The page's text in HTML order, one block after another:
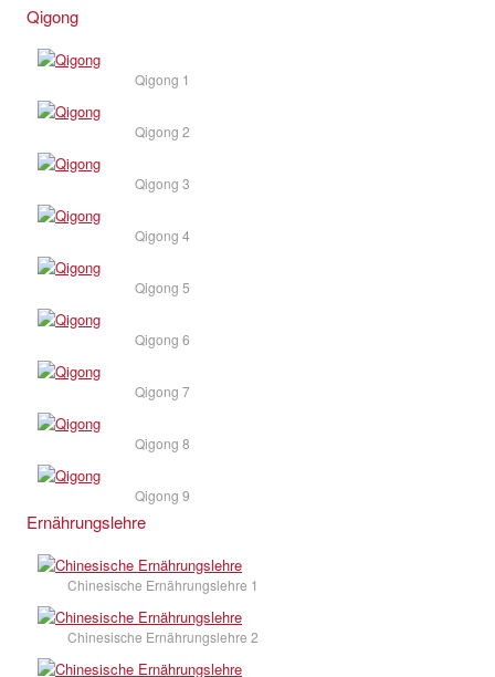
Qigong
Qigong 1
Qigong 2
Qigong 3
Qigong 4
Qigong 5
Qigong 6
Qigong 7
Qigong 8
Qigong 9
Ernährungslehre
Chinesische Ernährungslehre 1
Chinesische Ernährungslehre 2